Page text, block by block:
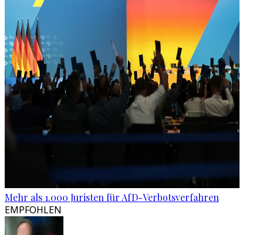
Mehr als 1.000 Juristen für AfD-Verbotsverfahren
EMPFOHLEN